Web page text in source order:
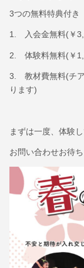
3つの無料特典付き
1. 入会金無料(￥
2. 体験料無料(￥
3. 教材費無料(チ
ります)
まずは一度、体験
お問い合わせお待